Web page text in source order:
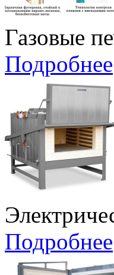
Газовые
Подробнее
Подробнее